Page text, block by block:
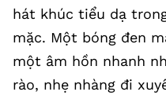
hát khúc tiểu dạ
mặc. Một bóng đen
một âm hồn nhanh
rào, nhẹ nhàng đi